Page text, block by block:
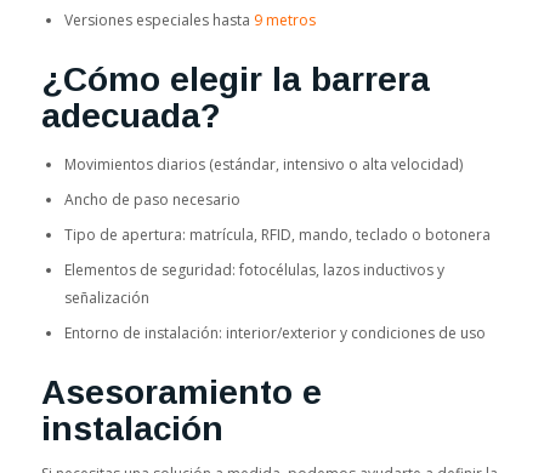
Versiones especiales hasta 9 metros
¿Cómo elegir la barrera
adecuada?
Movimientos diarios (estándar, intensivo o alta velocidad)
Ancho de paso necesario
Tipo de apertura: matrícula, RFID, mando, teclado o botonera
Elementos de seguridad: fotocélulas, lazos inductivos y
señalización
Entorno de instalación: interior/exterior y condiciones de uso
Asesoramiento e
instalación